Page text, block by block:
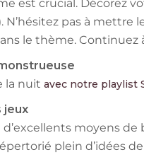
est crucial. Décorez
N’hésitez pas à mettre
le thème. Continuez
la nuit avec notre playlist
jeux
d’excellents moyens
plein d’idées